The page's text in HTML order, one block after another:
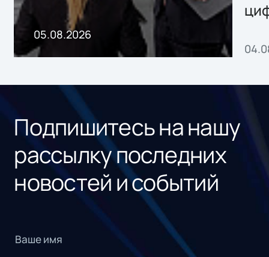
05.08.2026
Подпишитесь на нашу
рассылку последних
новостей и событий